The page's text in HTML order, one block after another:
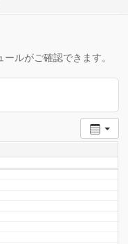
ルがご確認できます。